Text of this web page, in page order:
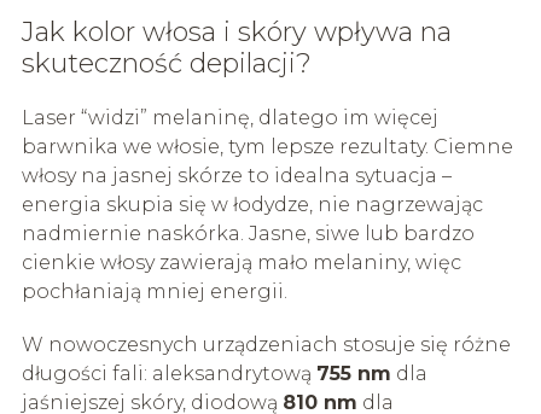
Jak kolor włosa i skóry wpływa na
skuteczność depilacji?
Laser “widzi” melaninę, dlatego im więcej
barwnika we włosie, tym lepsze rezultaty. Ciemne
włosy na jasnej skórze to idealna sytuacja –
energia skupia się w łodydze, nie nagrzewając
nadmiernie naskórka. Jasne, siwe lub bardzo
cienkie włosy zawierają mało melaniny, więc
pochłaniają mniej energii.
W nowoczesnych urządzeniach stosuje się różne
długości fali: aleksandrytową 755 nm dla
jaśniejszej skóry, diodową 810 nm dla